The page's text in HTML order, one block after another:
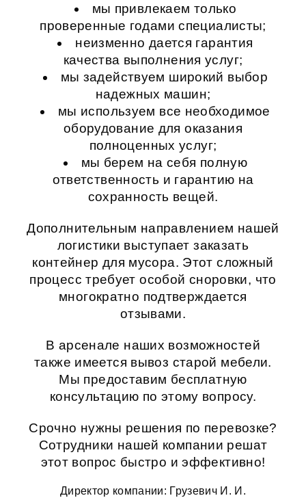
мы привлекаем только
проверенные годами специалисты;
неизменно дается гарантия
качества выполнения услуг;
мы задействуем широкий выбор
надежных машин;
мы используем все необходимое
оборудование для оказания
полноценных услуг;
мы берем на себя полную
ответственность и гарантию на
сохранность вещей.
Дополнительным направлением нашей
логистики выступаетзаказать
контейнер для мусора. Этот сложный
процесс требует особой сноровки, что
многократно подтверждается
отзывами.
В арсенале наших возможностей
также имеется вывоз старой мебели.
Мы предоставим бесплатную
консультацию по этому вопросу.
Срочно нужны решения по перевозке?
Сотрудники нашей компании решат
этот вопрос быстро и эффективно!
Директор компании: Грузевич И. И.